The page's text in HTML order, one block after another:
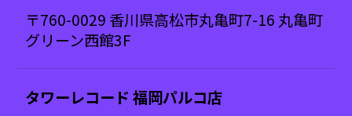
〒760-0029 香川県高松市丸亀町7-16 丸亀町
グリーン西館3F
タワーレコード 福岡パルコ店